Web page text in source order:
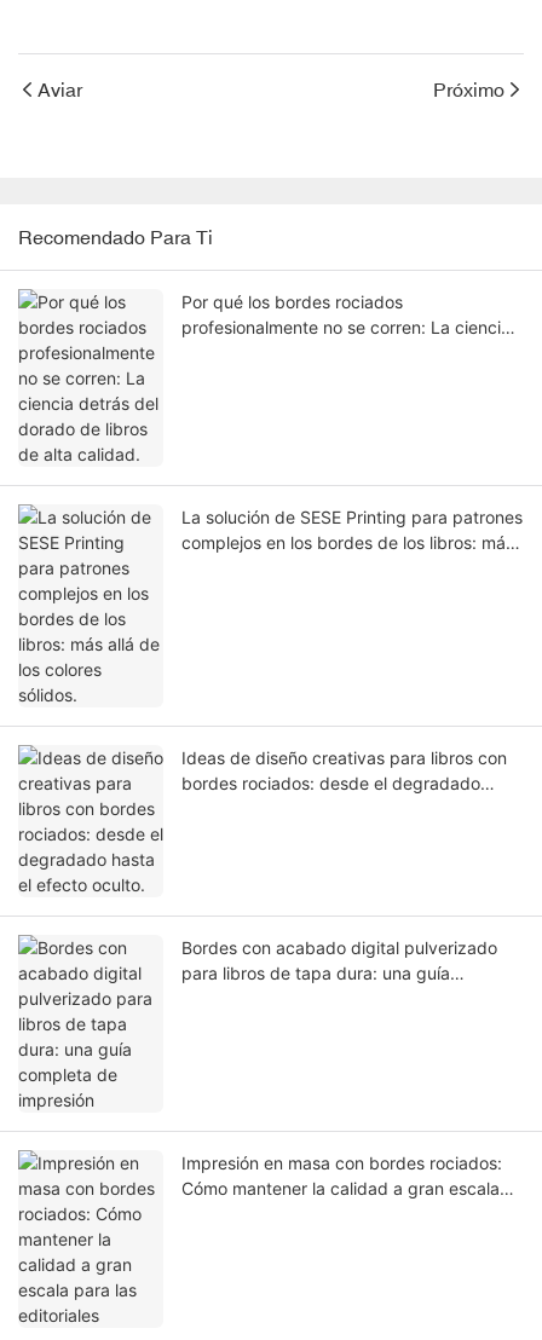
Aviar Próximo
Recomendado Para Ti
Por qué los bordes rociados
profesionalmente no se corren: La ciencia
La solución de SESE Printing para patrones
complejos en los bordes de los libros: más
Ideas de diseño creativas para libros con
bordes rociados: desde el degradado
Bordes con acabado digital pulverizado
para libros de tapa dura: una guía
Impresión en masa con bordes rociados:
Cómo mantener la calidad a gran escala